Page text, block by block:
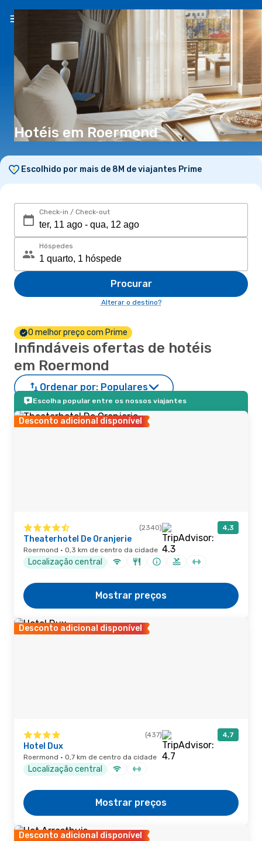
PT(€)
Hotéis em Roermond
Escolhido por mais de 8M de viajantes Prime
Check-in / Check-out
Hóspedes
Procurar
Alterar o destino?
O melhor preço com Prime
Infindáveis ofertas de hotéis
em Roermond
Ordenar por: Populares
Escolha popular entre os nossos viajantes
Desconto adicional disponível
(2340) 4,3
Theaterhotel De Oranjerie
Roermond · 0,3 km de centro da cidade
Localização central
Mostrar preços
Desconto adicional disponível
(437) 4,7
Hotel Dux
Roermond · 0,7 km de centro da cidade
Localização central
Mostrar preços
Desconto adicional disponível